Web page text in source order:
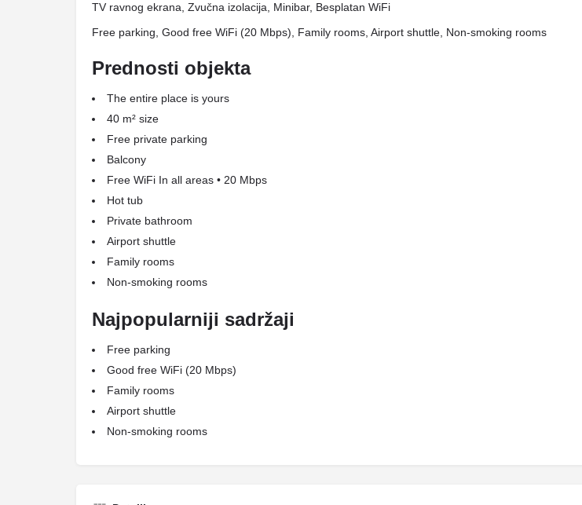
TV ravnog ekrana, Zvučna izolacija, Minibar, Besplatan WiFi
Free parking, Good free WiFi (20 Mbps), Family rooms, Airport shuttle, Non-smoking rooms
Prednosti objekta
The entire place is yours
40 m² size
Free private parking
Balcony
Free WiFi In all areas • 20 Mbps
Hot tub
Private bathroom
Airport shuttle
Family rooms
Non-smoking rooms
Najpopularniji sadržaji
Free parking
Good free WiFi (20 Mbps)
Family rooms
Airport shuttle
Non-smoking rooms